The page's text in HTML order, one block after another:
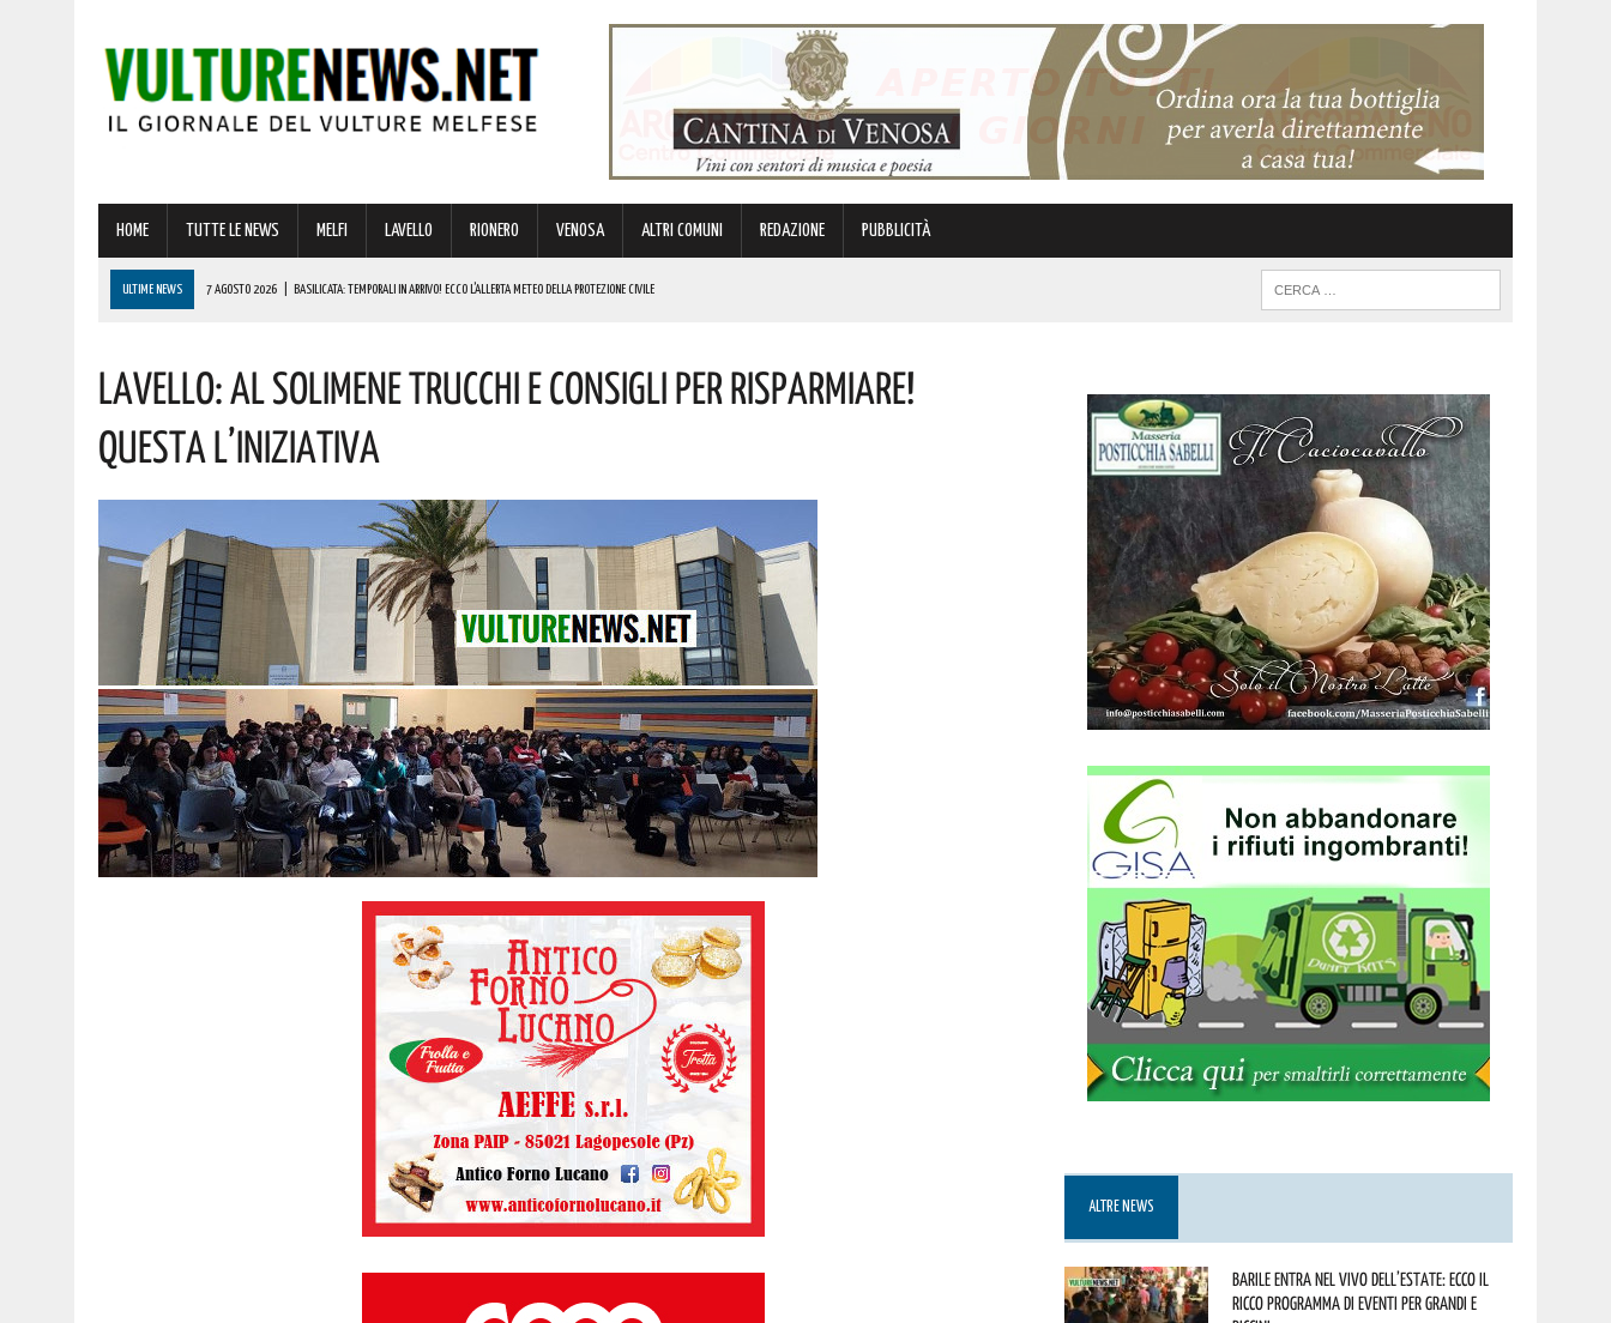
HOME TUTTE LE NEWS MELFI LAVELLO RIONERO VENOSA ALTRI COMUNI REDAZIONE PUBBLICITÀ
ULTIME NEWS 7 AGOSTO 2026 BASILICATA: TEMPORALI IN ARRIVO! ECCO L’ALLERTA METEO DELLA PROTEZIONE CIVILE
7 AGOSTO 2026 | LOTTA ALLE FRODI AGROALIMENTARI: VANTAGGI CONCRETI PER I CONSUMATORI LUCANI. LE NOVITÀ
7 AGOSTO 2026 | RIONERO CELEBRA L’AMATISSIMA MADONNA DEL CARMELO: I CONCERTI DEI DIK DIK E DI GABBANI PER IL GRAN FINALE! I DETTAGLI
Lavello: Al Solimene Trucchi E Consigli Per Risparmiare!
Questa L’iniziativa
ALTRE NEWS
Barile entra nel vivo dell’estate: ecco il
ricco programma di eventi per grandi e